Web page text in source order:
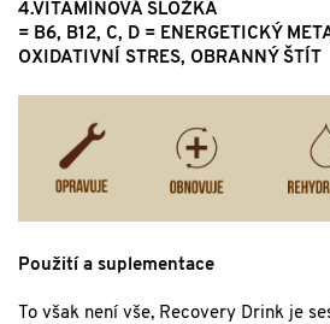
4.VITAMÍNOVÁ SLOŽKA
= B6, B12, C, D = ENERGETICKÝ
OXIDATIVNÍ STRES, OBRANNÝ ŠTÍT
Použití a suplementace
To však není vše, Recovery Drink je